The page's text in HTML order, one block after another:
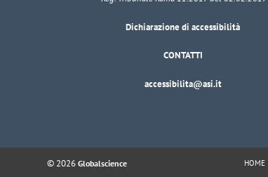
Dichiarazione di accessibilità
CONTATTI
accessibilita@asi.it
© 2026Globalscience HOME